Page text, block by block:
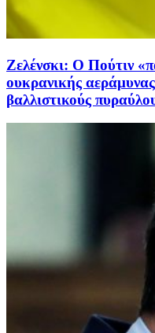
Ζελένσκι: Ο Πούτιν
ουκρανικής αεράμυνας
βαλλιστικούς